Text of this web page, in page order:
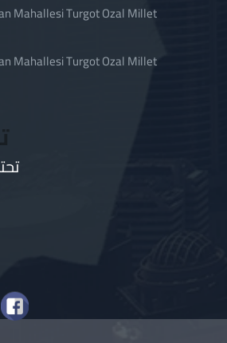
Mahallesi Turgot Ozal Millet
Mahallesi Turgot Ozal Millet